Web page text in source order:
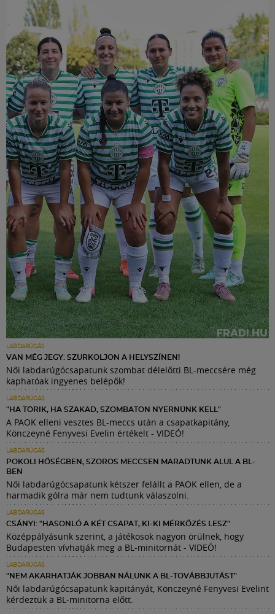
LABDARÚGÁS
VAN MÉG JEGY: SZURKOLJON A HELYSZÍNEN!
Női labdarúgócsapatunk szombat délelőtti BL-meccsére még
kaphatóak ingyenes belépők!
LABDARÚGÁS
"HA TÖRIK, HA SZAKAD, SZOMBATON NYERNÜNK KELL"
A PAOK elleni vesztes BL-meccs után a csapatkapitány,
Könczeyné Fenyvesi Evelin értékelt - VIDEÓ!
LABDARÚGÁS
POKOLI HŐSÉGBEN, SZOROS MECCSEN MARADTUNK ALUL A BL-
BEN
Női labdarúgócsapatunk kétszer felállt a PAOK ellen, de a
harmadik gólra már nem tudtunk válaszolni.
LABDARÚGÁS
CSÁNYI: "HASONLÓ A KÉT CSAPAT, KI-KI MÉRKŐZÉS LESZ"
Középpályásunk szerint, a játékosok nagyon örülnek, hogy
Budapesten vívhatják meg a BL-minitornát - VIDEÓ!
LABDARÚGÁS
"NEM AKARHATJÁK JOBBAN NÁLUNK A BL-TOVÁBBJUTÁST"
Női labdarúgócsapatunk kapitányát, Könczeyné Fenyvesi Evelint
kérdeztük a BL-minitorna előtt.